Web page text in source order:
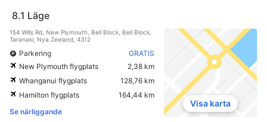
8.1 Läge
154 Wills Rd, New Plymouth, Bell Block, Bell Block,
Taranaki, Nya Zeeland, 4312
Parkering
GRATIS
New Plymouth flygplats
2,38 km
Whanganui flygplats
128,76 km
Hamilton flygplats
164,44 km
Se närliggande
Visa karta